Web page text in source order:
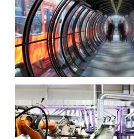
Mobilidade